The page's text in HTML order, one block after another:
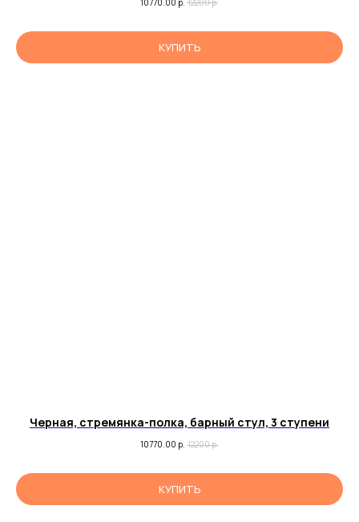
10770.00 р. 12200р.
КУПИТЬ
Черная, стремянка-полка, барный стул, 3 ступени
10770.00 р. 12200р.
КУПИТЬ